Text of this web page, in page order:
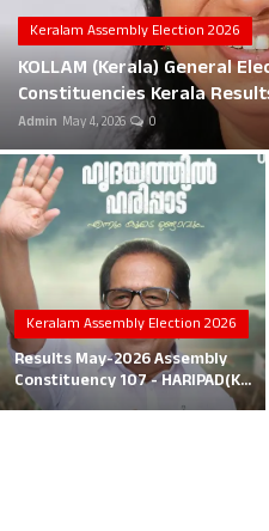
Career
Education
Business
Local News
Earn Money
Tutorials
Malayalam
Keralam Assembly Election 2026
KOLLAM (Kerala) General
Constituencies Kerala
Admin May 4, 2026 0
Keralam Assembly Election 2026
Results May-2026 Assembly
Constituency 107 - HARIPAD(K...